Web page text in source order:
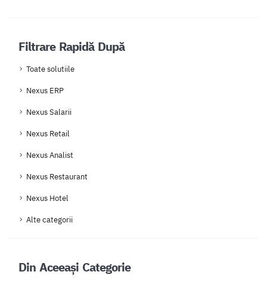
Filtrare Rapidă După
Toate solutiile
Nexus ERP
Nexus Salarii
Nexus Retail
Nexus Analist
Nexus Restaurant
Nexus Hotel
Alte categorii
Din Aceeași Categorie